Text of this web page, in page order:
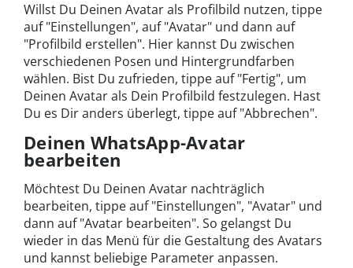
Willst Du Deinen Avatar als Profilbild nutzen, tippe
auf "Einstellungen", auf "Avatar" und dann auf
"Profilbild erstellen". Hier kannst Du zwischen
verschiedenen Posen und Hintergrundfarben
wählen. Bist Du zufrieden, tippe auf "Fertig", um
Deinen Avatar als Dein Profilbild festzulegen. Hast
Du es Dir anders überlegt, tippe auf "Abbrechen".
Deinen WhatsApp-Avatar
bearbeiten
Möchtest Du Deinen Avatar nachträglich
bearbeiten, tippe auf "Einstellungen", "Avatar" und
dann auf "Avatar bearbeiten". So gelangst Du
wieder in das Menü für die Gestaltung des Avatars
und kannst beliebige Parameter anpassen.